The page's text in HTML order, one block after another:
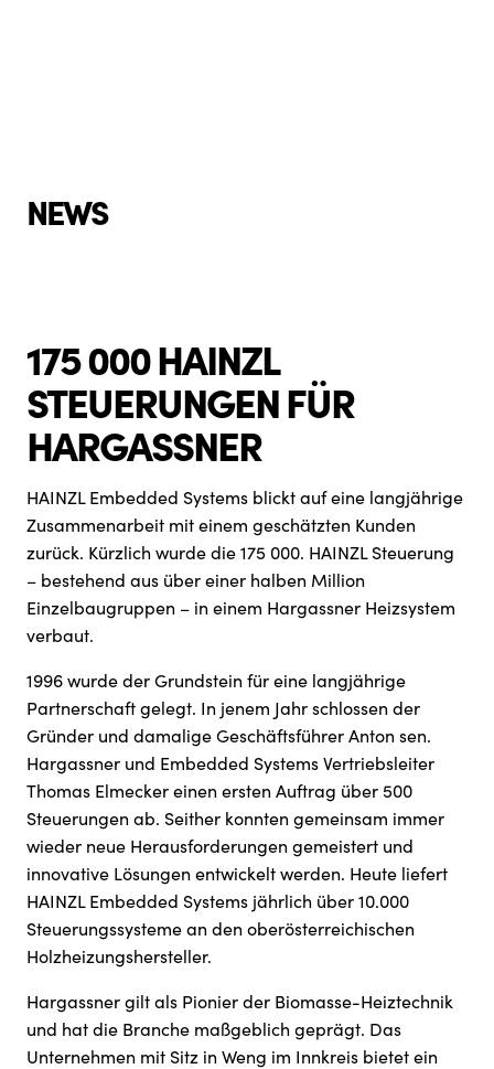
NEWS
175 000 HAINZL
STEUERUNGEN FÜR
HARGASSNER
HAINZL Embedded Systems blickt auf eine langjährige
Zusammenarbeit mit einem geschätzten Kunden
zurück. Kürzlich wurde die 175 000. HAINZL Steuerung
– bestehend aus über einer halben Million
Einzelbaugruppen – in einem Hargassner Heizsystem
verbaut.
1996 wurde der Grundstein für eine langjährige
Partnerschaft gelegt. In jenem Jahr schlossen der
Gründer und damalige Geschäftsführer Anton sen.
Hargassner und Embedded Systems Vertriebsleiter
Thomas Elmecker einen ersten Auftrag über 500
Steuerungen ab. Seither konnten gemeinsam immer
wieder neue Herausforderungen gemeistert und
innovative Lösungen entwickelt werden. Heute liefert
HAINZL Embedded Systems jährlich über 10.000
Steuerungssysteme an den oberösterreichischen
Holzheizungshersteller.
Hargassner gilt als Pionier der Biomasse-Heiztechnik
und hat die Branche maßgeblich geprägt. Das
Unternehmen mit Sitz in Weng im Innkreis bietet ein